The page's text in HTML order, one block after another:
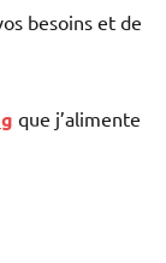
besoins et de
que j’alimente